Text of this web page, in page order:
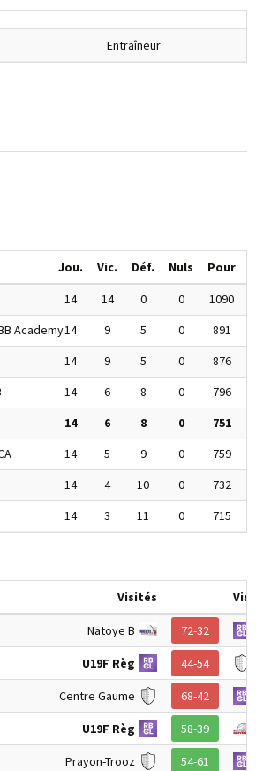
Entraîneur
Jou. Vic. Déf. Nuls Pour
14 14 0 0 1090
Academy14 9 5 0 891
14 9 5 0 876
14 6 8 0 796
14 6 8 0 751
14 5 9 0 759
14 4 10 0 732
14 3 11 0 715
Visités
Natoye B 72-32
U19F Règ 44-54
Centre Gaume 68-42
U19F Règ 58-39
Prayon-Trooz 54-61